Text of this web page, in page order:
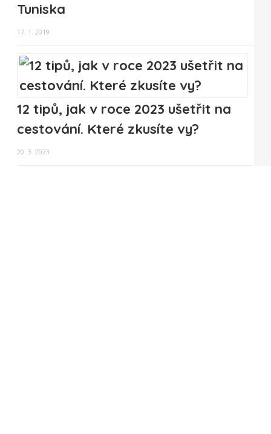
Tuniska
17. 1. 2019
12 tipů, jak v roce 2023 ušetřit na
cestování. Které zkusíte vy?
20. 3. 2023